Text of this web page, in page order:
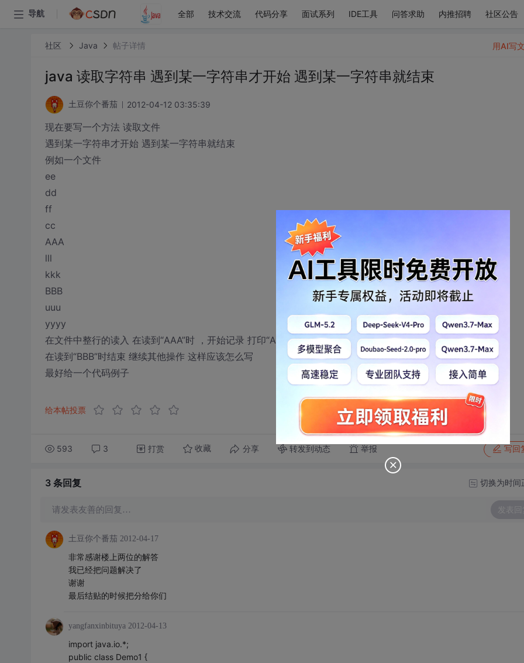
导航 全部 技术交流 代码分享 面试系列 IDE工具 问答求助 内推招聘 社区公告
社区 Java 帖子详情
java 读取字符串 遇到某一字符串才开始 遇到某一字符串就结束
土豆你个番茄 2012-04-12 03:35:39
现在要写一个方法 读取文件
遇到某一字符串才开始 遇到某一字符串就结束
例如一个文件
ee
dd
ff
cc
AAA
lll
kkk
BBB
uuu
yyyy
在文件中整行的读入 在读到“AAA”时 ，开始记录 打印“AAA”以后的内容
在读到“BBB”时结束 继续其他操作 这样应该怎么写
最好给一个代码例子
给本帖投票
593 3 打赏 收藏 分享 转发到动态 举报 写回
用AI写
3 条回复 切换为时间
请发表友善的回复… 发表回
土豆你个番茄 2012-04-17
非常感谢楼上两位的解答
我已经把问题解决了
谢谢
最后结贴的时候把分给你们
yangfanxinbituya 2012-04-13
import java.io.*;
public class Demo1 {